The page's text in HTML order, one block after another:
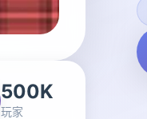
500K
玩家